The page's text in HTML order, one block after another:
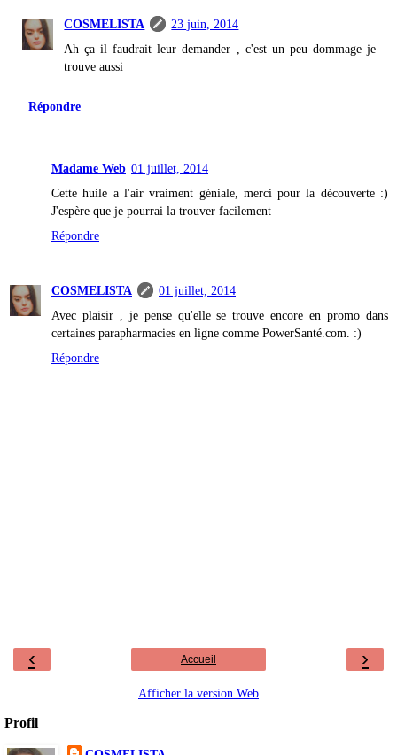
COSMELISTA
23 juin, 2014
Ah ça il faudrait leur demander , c'est un peu dommage je
trouve aussi
Répondre
Madame Web 01 juillet, 2014
Cette huile a l'air vraiment géniale, merci pour la découverte :)
J'espère que je pourrai la trouver facilement
Répondre
COSMELISTA
01 juillet, 2014
Avec plaisir , je pense qu'elle se trouve encore en promo dans
certaines parapharmacies en ligne comme PowerSanté.com. :)
Répondre
‹ ›
Accueil
Afficher la version Web
Profil